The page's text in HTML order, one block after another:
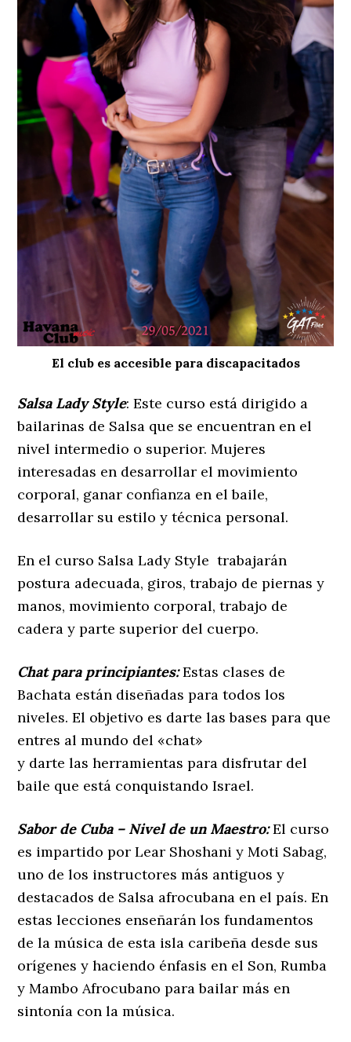
El club es accesible para discapacitados
Salsa Lady Style: Este curso está dirigido a
bailarinas de Salsa que se encuentran en el
nivel intermedio o superior. Mujeres
interesadas en desarrollar el movimiento
corporal, ganar confianza en el baile,
desarrollar su estilo y técnica personal.
En el curso Salsa Lady Style trabajarán
postura adecuada, giros, trabajo de piernas y
manos, movimiento corporal, trabajo de
cadera y parte superior del cuerpo.
Chat para principiantes:Estas clases de
Bachata están diseñadas para todos los
niveles. El objetivo es darte las bases para que
entres al mundo del «chat»
y darte las herramientas para disfrutar del
baile que está conquistando Israel.
Sabor de Cuba – Nivel de un Maestro:El curso
es impartido por Lear Shoshani y Moti Sabag,
uno de los instructores más antiguos y
destacados de Salsa afrocubana en el país. En
estas lecciones enseñarán los fundamentos
de la música de esta isla caribeña desde sus
orígenes y haciendo énfasis en el Son, Rumba
y Mambo Afrocubano para bailar más en
sintonía con la música.